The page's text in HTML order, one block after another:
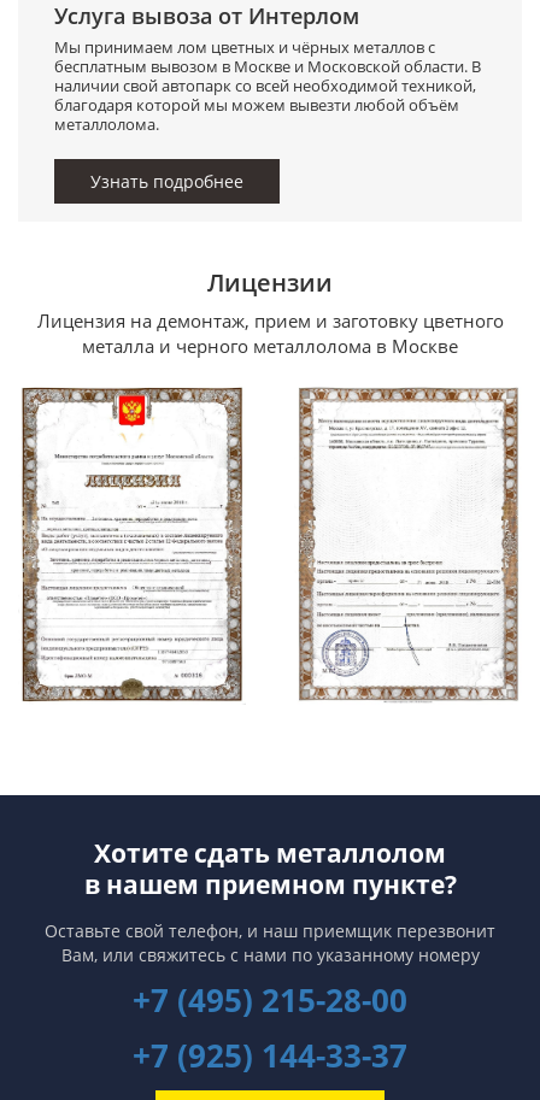
Услуга вывоза от Интерлом
Мы принимаем лом цветных и чёрных металлов с
бесплатным вывозом в Москве и Московской области. В
наличии свой автопарк со всей необходимой техникой,
благодаря которой мы можем вывезти любой объём
металлолома.
Узнать подробнее
Лицензии
Лицензия на демонтаж, прием и заготовку цветного
металла и черного металлолома в Москве
Хотите сдать металлолом
в нашем приемном пункте?
Оставьте свой телефон, и наш приемщик перезвонит
Вам, или свяжитесь с нами по указанному номеру
+7 (495) 215-28-00
+7 (925) 144-33-37